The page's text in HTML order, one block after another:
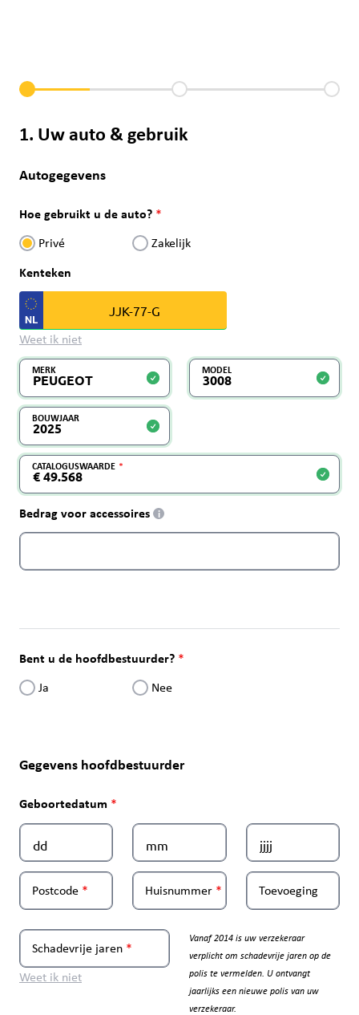
1. Uw auto & gebruik
Autogegevens
Hoe gebruikt u de auto?
Privé Zakelijk
Kenteken
Weet ik niet
MERK MODEL
BOUWJAAR
CATALOGUSWAARDE
Bedrag voor accessoires i
Bent u de hoofdbestuurder?
Ja Nee
Gegevens hoofdbestuurder
Geboortedatum
Postcode Huisnummer Toevoeging
Schadevrije jaren
Weet ik niet
Vanaf 2014 is uw verzekeraar
verplicht om schadevrije jaren op de
polis te vermelden. U ontvangt
jaarlijks een nieuwe polis van uw
verzekeraar.